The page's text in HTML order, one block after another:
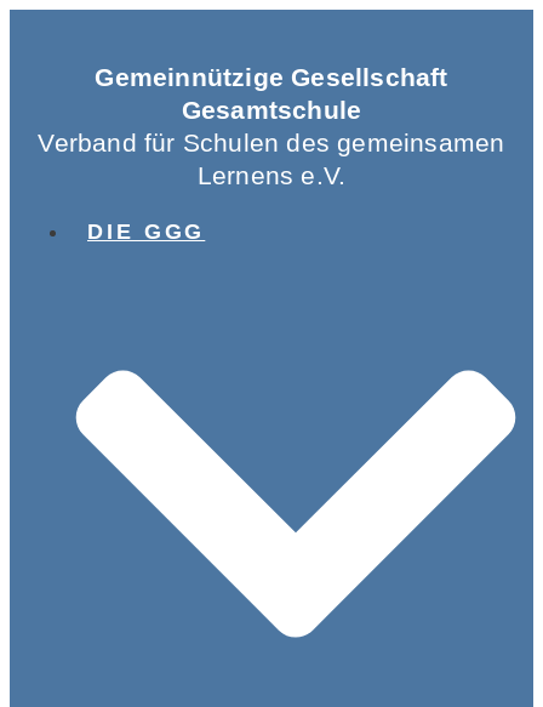
Gemeinnützige Gesellschaft
Gesamtschule
Verband für Schulen des gemeinsamen
Lernens e.V.
DIE GGG